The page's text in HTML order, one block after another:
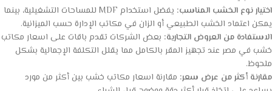
اختيار نوع الخشب المناسب:
يفضل استخدام MDF للمساحات التشغيلية، بينما
يمكن اعتماد الخشب الطبيعي أو الزان في مكاتب الإدارة حسب الميزانية.
الاستفادة من العروض التجارية: بعض الشركات تقدم باقات على اسعار مكاتب
خشب في مصر عند تجهيز المقر بالكامل مما يقلل التكلفة الإجمالية بشكل
ملحوظ.
مقارنة أكثر من عرض سعر: مقارنة اسعار مكاتب خشب بين أكثر من مورد